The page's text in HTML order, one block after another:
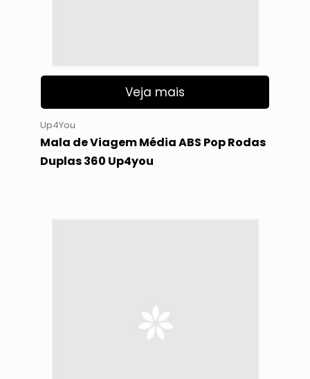
Veja mais
Up4You
Mala de Viagem Média ABS Pop Rodas
Duplas 360 Up4you